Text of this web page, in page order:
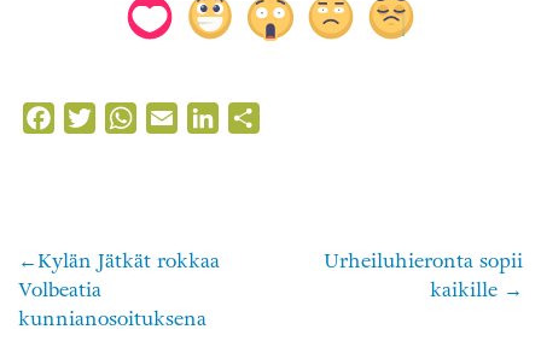
FacebookTwitterWhatsApp
Email LinkedIn
Artikkelien
selaus
Kylän Jätkät rokkaa
Volbeatia
kunnianosoituksena
Urheiluhieronta sopii
kaikille